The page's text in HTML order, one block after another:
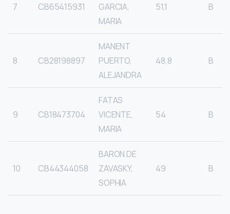
7 CB65415931
GARCIA,
MARIA
51,1 B
8 CB28198897
MANENT
PUERTO,
ALEJANDRA
48,8 B
9 CB18473704
FATAS
VICENTE,
MARIA
54 B
10 CB44344058
BARON DE
ZAVASKY,
SOPHIA
49 B